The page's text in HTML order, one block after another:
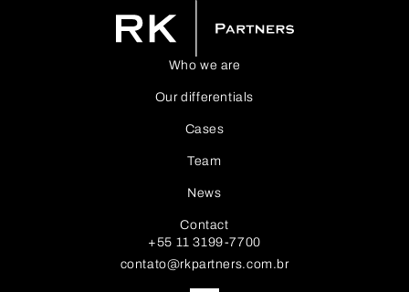
Who we are
Our differentials
Cases
Team
News
Contact
+55 11 3199-7700
contato@rkpartners.com.br